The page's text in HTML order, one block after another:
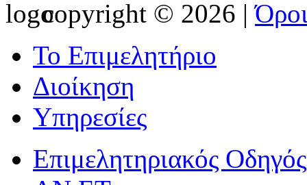
copyright © 2026 |
Το Επιμελητήριο
Διοίκηση
Υπηρεσίες
Επιμελητηριακός Οδηγός